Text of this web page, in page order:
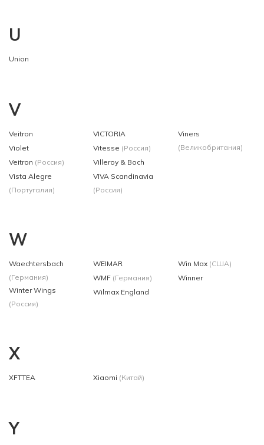
U
Union
V
Veitron
Violet
Veitron (Россия)
Vista Alegre
(Португалия)
VICTORIA
Vitesse (Россия)
Villeroy & Boch
VIVA Scandinavia
(Россия)
Viners
(Великобритания)
W
Waechtersbach
(Германия)
Winter Wings
(Россия)
WEIMAR
WMF (Германия)
Wilmax England
Win Max (США)
Winner
X
XFTTEA Xiaomi (Китай)
Y